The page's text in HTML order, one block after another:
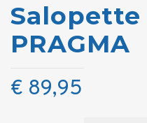
Salopette
PRAGMA
€ 89,95